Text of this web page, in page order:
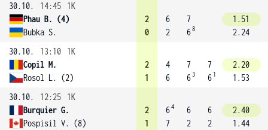
30.10.
14:45
1K
Phau B. (4)
Bubka S.
2
0
6
2
7
68
1.51
2.24
30.10.
13:10
1K
Copil M.
Rosol L. (2)
2
1
4
6
7
6 3
7
6 1
2.20
1.53
30.10.
12:25
1K
Burquier G.
Pospisil V. (8)
2
1
64
7
6
2
6
2
2.40
1.44